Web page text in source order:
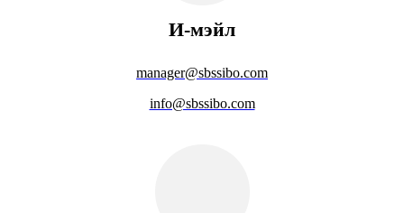
И-мэйл
manager@sbssibo.com
info@sbssibo.com